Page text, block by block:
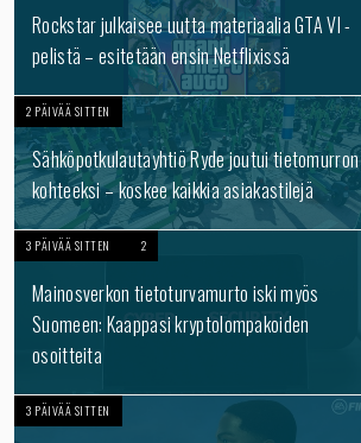
Rockstar julkaisee uutta materiaalia GTA VI -
pelistä – esitetään ensin Netflixissä
2 PÄIVÄÄ SITTEN
Sähköpotkulautayhtiö Ryde joutui tietomurron
kohteeksi – koskee kaikkia asiakastilejä
3 PÄIVÄÄ SITTEN 2
Mainosverkon tietoturvamurto iski myös
Suomeen: Kaappasi kryptolompakoiden
osoitteita
3 PÄIVÄÄ SITTEN